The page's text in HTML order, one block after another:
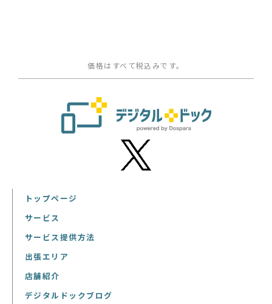
価格はすべて税込みです。
トップページ
サービス
サービス提供方法
出張エリア
店舗紹介
デジタルドックブログ